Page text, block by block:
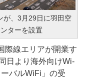
が、3月29日に羽田空
ターを設置
際線エリアが開業す
日より海外向けWi-
バルWiFi」の受